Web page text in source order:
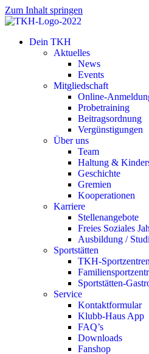
Zum Inhalt springen
Dein TKH
Aktuelles
News
Events
Mitgliedschaft
Online-
Probetraining
Beitragsordnung
Vergünstigungen
Über uns
Team
Haltung &
Geschichte
Gremien
Kooperationen
Karriere
Stellenangebote
Freies Soziales
Ausbildung /
Sportstätten
TKH-Sportzentren
Sportstätten-
Service
Kontaktformular
Klubb-Haus App
FAQ’s
Downloads
Fanshop